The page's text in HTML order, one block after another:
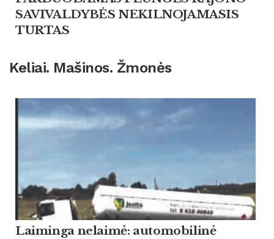
SAVIVALDYBĖS NEKILNOJAMASIS
TURTAS
Keliai. Mašinos. Žmonės
Laiminga nelaimė: automobilinė